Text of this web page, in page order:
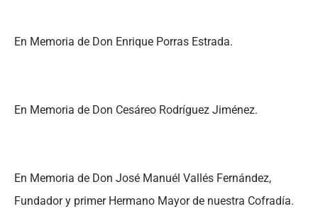
En Memoria de Don Enrique Porras Estrada.
En Memoria de Don Cesáreo Rodríguez Jiménez.
En Memoria de Don José Manuél Vallés Fernández,
Fundador y primer Hermano Mayor de nuestra Cofradía.